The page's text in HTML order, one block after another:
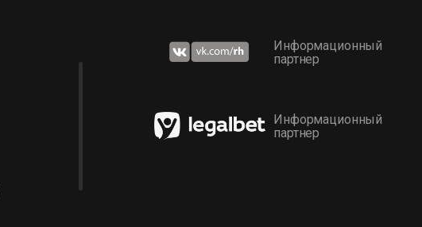
Информационный
партнер
Информационный
партнер